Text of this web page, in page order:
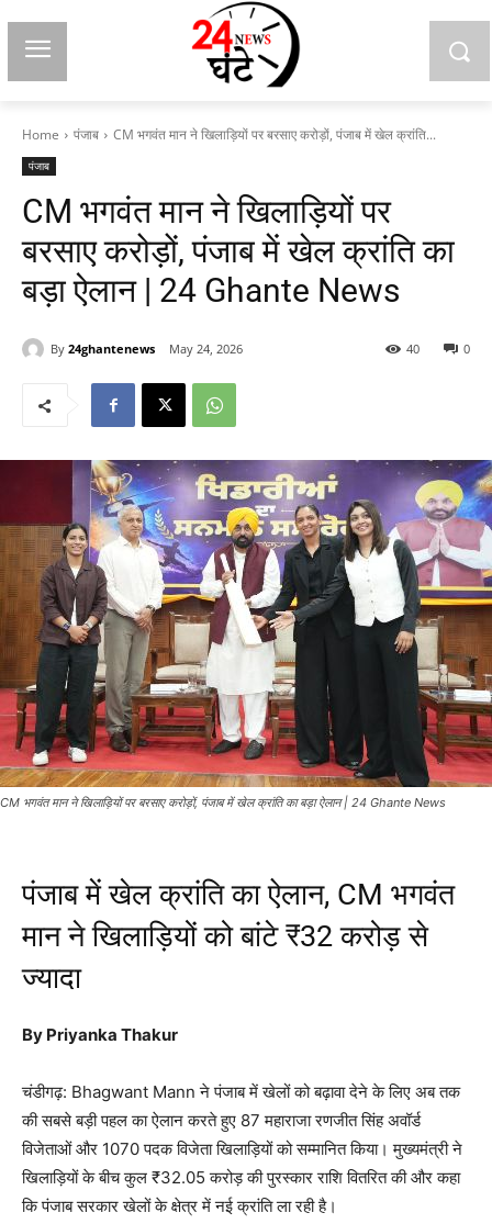
Home पंजाब CM भगवंत मान ने खिलाड़ियों पर बरसाए करोड़ों, पंजाब में खेल क्रांति...
पंजाब
CM भगवंत मान ने खिलाड़ियों पर
बरसाए करोड़ों, पंजाब में खेल क्रांति का
बड़ा ऐलान | 24 Ghante News
By 24ghantenews May 24, 2026 0
40
CM भगवंत मान ने खिलाड़ियों पर बरसाए करोड़ों, पंजाब में खेल क्रांति का बड़ा ऐलान | 24 Ghante News
पंजाब में खेल क्रांति का ऐलान, CM भगवंत
मान ने खिलाड़ियों को बांटे ₹32 करोड़ से
ज्यादा
By Priyanka Thakur
चंडीगढ़: Bhagwant Mann ने पंजाब में खेलों को बढ़ावा देने के लिए अब तक
की सबसे बड़ी पहल का ऐलान करते हुए 87 महाराजा रणजीत सिंह अवॉर्ड
विजेताओं और 1070 पदक विजेता खिलाड़ियों को सम्मानित किया। मुख्यमंत्री ने
खिलाड़ियों के बीच कुल ₹32.05 करोड़ की पुरस्कार राशि वितरित की और कहा
कि पंजाब सरकार खेलों के क्षेत्र में नई क्रांति ला रही है।